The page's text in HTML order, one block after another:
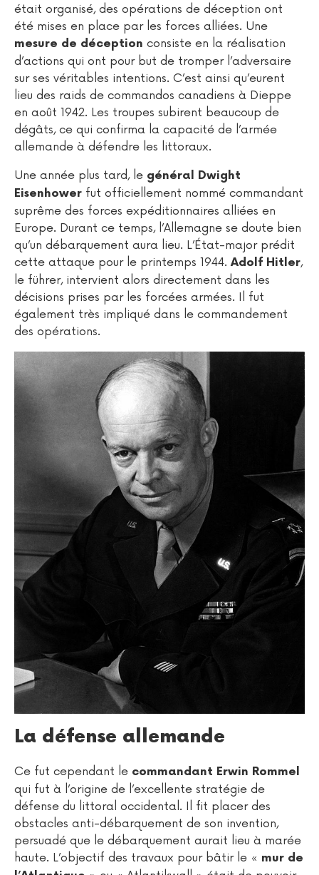
était organisé, des opérations de déception ont
été mises en place par les forces alliées. Une
mesure de déception consiste en la réalisation
d’actions qui ont pour but de tromper l’adversaire
sur ses véritables intentions. C’est ainsi qu’eurent
lieu des raids de commandos canadiens à Dieppe
en août 1942. Les troupes subirent beaucoup de
dégâts, ce qui confirma la capacité de l’armée
allemande à défendre les littoraux.
Une année plus tard, le général Dwight
Eisenhower fut officiellement nommé commandant
suprême des forces expéditionnaires alliées en
Europe. Durant ce temps, l’Allemagne se doute bien
qu’un débarquement aura lieu. L’État-major prédit
cette attaque pour le printemps 1944. Adolf Hitler,
le führer, intervient alors directement dans les
décisions prises par les forcées armées. Il fut
également très impliqué dans le commandement
des opérations.
La défense allemande
Ce fut cependant le commandant Erwin Rommel
qui fut à l’origine de l’excellente stratégie de
défense du littoral occidental. Il fit placer des
obstacles anti-débarquement de son invention,
persuadé que le débarquement aurait lieu à marée
haute. L’objectif des travaux pour bâtir le « mur de